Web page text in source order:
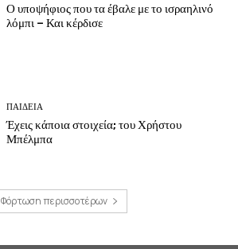
Ο υποψήφιος που τα έβαλε με το ισραηλινό
λόμπι – Και κέρδισε
ΠΑΙΔΕΙΑ
Έχεις κάποια στοιχεία; του Χρήστου
Μπέλμπα
Φόρτωση περισσοτέρων